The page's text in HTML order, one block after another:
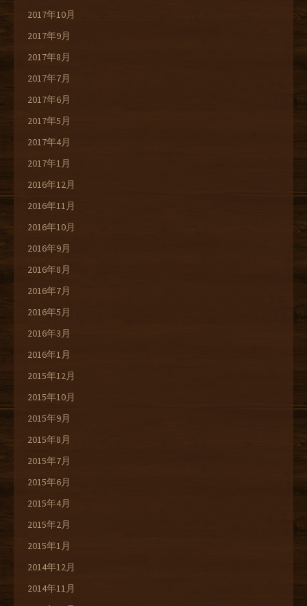
2017年10月
2017年9月
2017年8月
2017年7月
2017年6月
2017年5月
2017年4月
2017年1月
2016年12月
2016年11月
2016年10月
2016年9月
2016年8月
2016年7月
2016年5月
2016年3月
2016年1月
2015年12月
2015年10月
2015年9月
2015年8月
2015年7月
2015年6月
2015年4月
2015年2月
2015年1月
2014年12月
2014年11月